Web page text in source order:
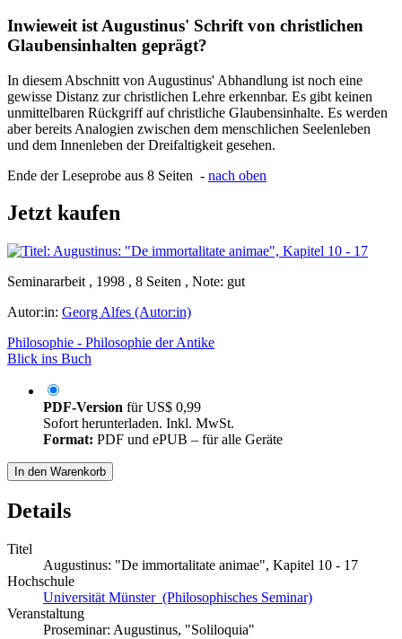
Inwieweit ist Augustinus' Schrift von christlichen
Glaubensinhalten geprägt?
In diesem Abschnitt von Augustinus' Abhandlung ist noch eine
gewisse Distanz zur christlichen Lehre erkennbar. Es gibt keinen
unmittelbaren Rückgriff auf christliche Glaubensinhalte. Es werden
aber bereits Analogien zwischen dem menschlichen Seelenleben
und dem Innenleben der Dreifaltigkeit gesehen.
Ende der Leseprobe aus 8 Seiten - nach oben
Jetzt kaufen
Seminararbeit , 1998 , 8 Seiten , Note: gut
Autor:in: Georg Alfes (Autor:in)
Philosophie - Philosophie der Antike
Blick ins Buch
PDF-Version fürUS$ 0,99
Sofort herunterladen. Inkl. MwSt.
Format: PDF und ePUB – für alle Geräte
In den Warenkorb
Details
Titel
Augustinus: "De immortalitate animae", Kapitel 10 - 17
Hochschule
Universität Münster (Philosophisches Seminar)
Veranstaltung
Proseminar: Augustinus, "Soliloquia"